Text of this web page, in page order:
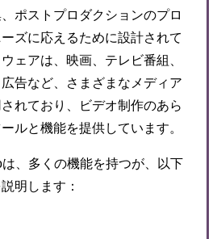
ポストプロダクションのプロ
ズに応えるために設計されて
ェアは、映画、テレビ番組、
告など、さまざまなメディア
れており、ビデオ制作のあら
ルと機能を提供しています。
、多くの機能を持つが、以下
明します：